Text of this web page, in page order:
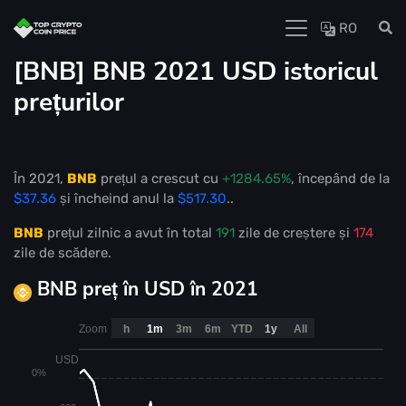
RO
[BNB] BNB 2021 USD istoricul
prețurilor
În 2021, BNB prețul a crescut cu +1284.65%, începând de la
$37.36 și încheind anul la $517.30..
BNB prețul zilnic a avut în total 191 zile de creștere și 174
zile de scădere.
BNB preț în USD în 2021
USD
0%
Zoom h 1m 3m 6m YTD 1y All